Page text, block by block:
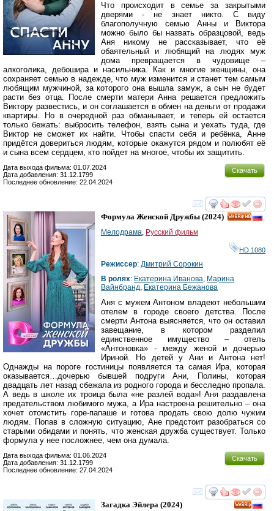
Что происходит в семье за закрытыми
дверями - не знает никто. С виду
благополучную семью Анны и Виктора
можно было бы назвать образцовой, ведь
Аня никому не рассказывает, что её
обаятельный и любящий на людях муж
дома превращается в чудовище –
алкоголика, дебошира и насильника. Как и многие женщины, она
сохраняет семью в надежде, что муж изменится и станет тем самым
любящим мужчиной, за которого она вышла замуж, а сын не будет
расти без отца. После смерти матери Анна решается предложить
Виктору развестись, и он соглашается в обмен на деньги от продажи
квартиры. Но в очередной раз обманывает, и теперь ей остается
только бежать: выбросить телефон, взять сына и уехать туда, где
Виктор не сможет их найти. Чтобы спасти себя и ребёнка, Анне
придётся довериться людям, которые окажутся рядом и полюбят её
и сына всем сердцем, кто пойдет на многое, чтобы их защитить.
Скачать
Дата выхода фильма: 01.07.2024
Дата добавления: 31.12.1799
Последнее обновление: 22.04.2024
смотреть
Формула Женской Дружбы (2024)
Мелодрама, Русский фильм
HD 1080
Режиссер: Дмитрий Сорокин
В ролях: Екатерина Иванова, Марина
Вайнбранд, Екатерина Бежанова
Аня с мужем Антоном владеют небольшим
отелем в городе своего детства. После
смерти Антона выясняется, что он оставил
завещание, в котором разделил
единственное имущество – отель
«Антоновка» - между женой и дочерью
Ириной. Но детей у Ани и Антона нет!
Однажды на пороге гостиницы появляется та самая Ира, которая
оказывается…дочерью бывшей подруги Ани, Полины, которая
двадцать лет назад сбежала из родного города и бесследно пропала.
А ведь в школе их троица была «не разлей вода»! Аня раздавлена
предательством любимого мужа, а Ира настроена решительно – она
хочет отомстить горе-папаше и готова продать свою долю чужим
людям. Попав в сложную ситуацию, Ане предстоит разобраться со
старыми обидами и понять, что женская дружба существует. Только
формула у нее посложнее, чем она думала.
Скачать
Дата выхода фильма: 01.06.2024
Дата добавления: 31.12.1799
Последнее обновление: 27.04.2024
смотреть
Загадка Эйлера (2024)